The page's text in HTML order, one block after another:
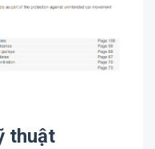
thuật